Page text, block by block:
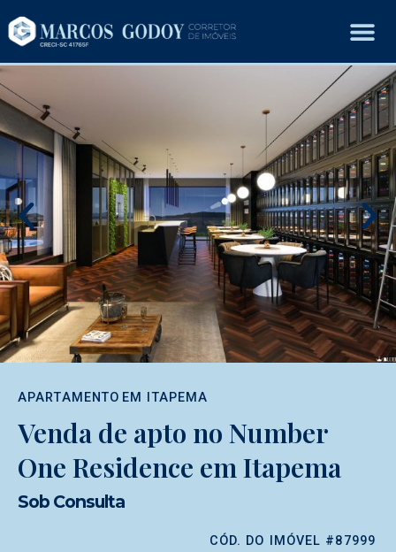
APARTAMENTO EM ITAPEMA
Venda de apto no Number
One Residence em Itapema
Sob Consulta
CÓD. DO IMÓVEL #87999